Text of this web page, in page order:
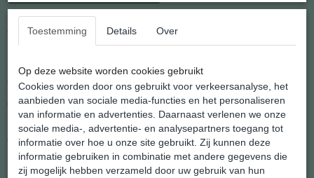
Zilveren Turkoois Oorhangers
Shannashop levert een groot assortiment zilveren oorhangers uit
eigen atelier en
onder haar eigen merknaam "Shanna's Gems"
Hierbij wordt gebruik gemaakt van natuurlijke en hoogwaardige
edelstenen en mineralen.
De oorhaakjes zijn zilver
Toestemming Details Over
Op deze website worden cookies gebruikt
Cookies worden door ons gebruikt voor verkeersanalyse, het
aanbieden van sociale media-functies en het personaliseren
van informatie en advertenties. Daarnaast verlenen we onze
sociale media-, advertentie- en analysepartners toegang tot
informatie over hoe u onze site gebruikt. Zij kunnen deze
informatie gebruiken in combinatie met andere gegevens die
zij mogelijk hebben verzameld door uw gebruik van hun